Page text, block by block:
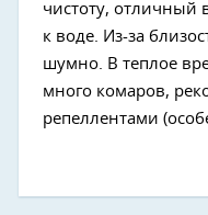
чистоту, отличный
к воде. Из-за
шумно. В теплое
много комаров,
репеллентами